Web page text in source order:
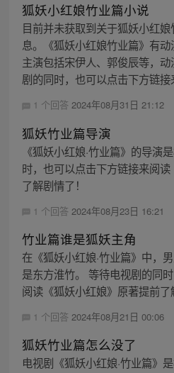
狐妖小红娘竹业篇小说
目前并未获取到关于狐妖小红
息。《狐妖小红娘竹业篇》有
主演包括宋伊人、郭俊辰等，
剧的同时，也可以点击下方链
1 个回答 2024年08月31日 21:12
狐妖竹业篇导演
《狐妖小红娘·竹业篇》的导演
时，也可以点击下方链接来阅
了解剧情了！
1 个回答 2024年08月23日 16:21
竹业篇谁是狐妖主角
在《狐妖小红娘·竹业篇》中，
是东方淮竹。 等待电视剧的同
阅读《狐妖小红娘》原著提前了
1 个回答 2024年08月21日 00:06
狐妖竹业篇怎么没了
电视剧《狐妖小红娘·竹业篇》